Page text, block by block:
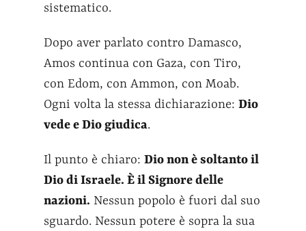
sistematico.
Dopo aver parlato contro Damasco,
Amos continua con Gaza, con Tiro,
con Edom, con Ammon, con Moab.
Ogni volta la stessa dichiarazione: Dio
vede e Dio giudica.
Il punto è chiaro: Dio non è soltanto il
Dio di Israele. È il Signore delle
nazioni. Nessun popolo è fuori dal suo
sguardo. Nessun potere è sopra la sua